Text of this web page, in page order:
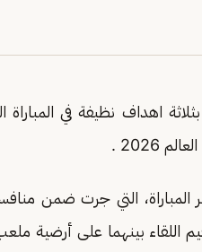
بثلاثة اهداف نظيفة في المباراة
2026 .
(هاتريك) في الدقائق 17 و60 و76 من عمر المباراة، التي
اللقاء بينهما على أرضية